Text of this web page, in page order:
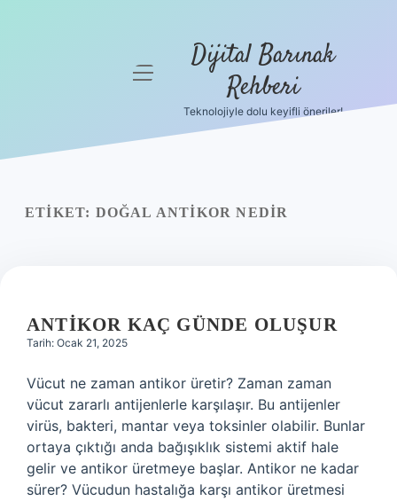
menüyü
Dijital Barınak
Rehberi
Teknolojiyle dolu keyifli öneriler!
ETIKET: DOĞAL ANTIKOR NEDIR
ANTIKOR KAÇ GÜNDE OLUŞUR
Tarih: Ocak 21, 2025
Vücut ne zaman antikor üretir? Zaman zaman
vücut zararlı antijenlerle karşılaşır. Bu antijenler
virüs, bakteri, mantar veya toksinler olabilir. Bunlar
ortaya çıktığı anda bağışıklık sistemi aktif hale
gelir ve antikor üretmeye başlar. Antikor ne kadar
sürer? Vücudun hastalığa karşı antikor üretmesi